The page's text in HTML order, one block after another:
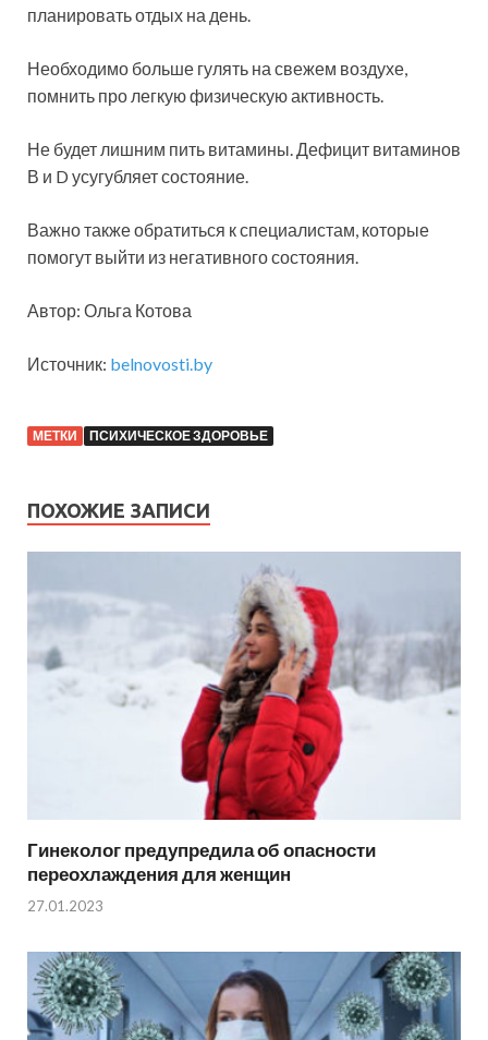
планировать отдых на день.
Необходимо больше гулять на свежем воздухе,
помнить про легкую физическую активность.
Не будет лишним пить витамины. Дефицит витаминов
В и D усугубляет состояние.
Важно также обратиться к специалистам, которые
помогут выйти из негативного состояния.
Автор: Ольга Котова
Источник: belnovosti.by
МЕТКИ ПСИХИЧЕСКОЕ ЗДОРОВЬЕ
ПОХОЖИЕ ЗАПИСИ
Гинеколог предупредила об опасности
переохлаждения для женщин
27.01.2023